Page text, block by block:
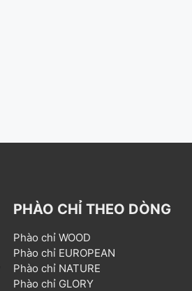
PHÀO CHỈ THEO DÒNG
Phào chỉ WOOD
Phào chỉ EUROPEAN
Phào chỉ NATURE
Phào chỉ GLORY